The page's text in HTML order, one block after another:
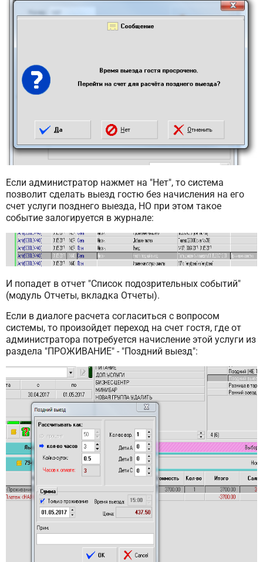
Если администратор нажмет на "Нет", то система
позволит сделать выезд гостю без начисления на его
счет услуги позднего выезда, НО при этом такое
событие залогируется в журнале:
И попадет в отчет "Список подозрительных событий"
(модуль Отчеты, вкладка Отчеты).
Если в диалоге расчета согласиться с вопросом
системы, то произойдет переход на счет гостя, где от
администратора потребуется начисление этой услуги из
раздела "ПРОЖИВАНИЕ" - "Поздний выезд":